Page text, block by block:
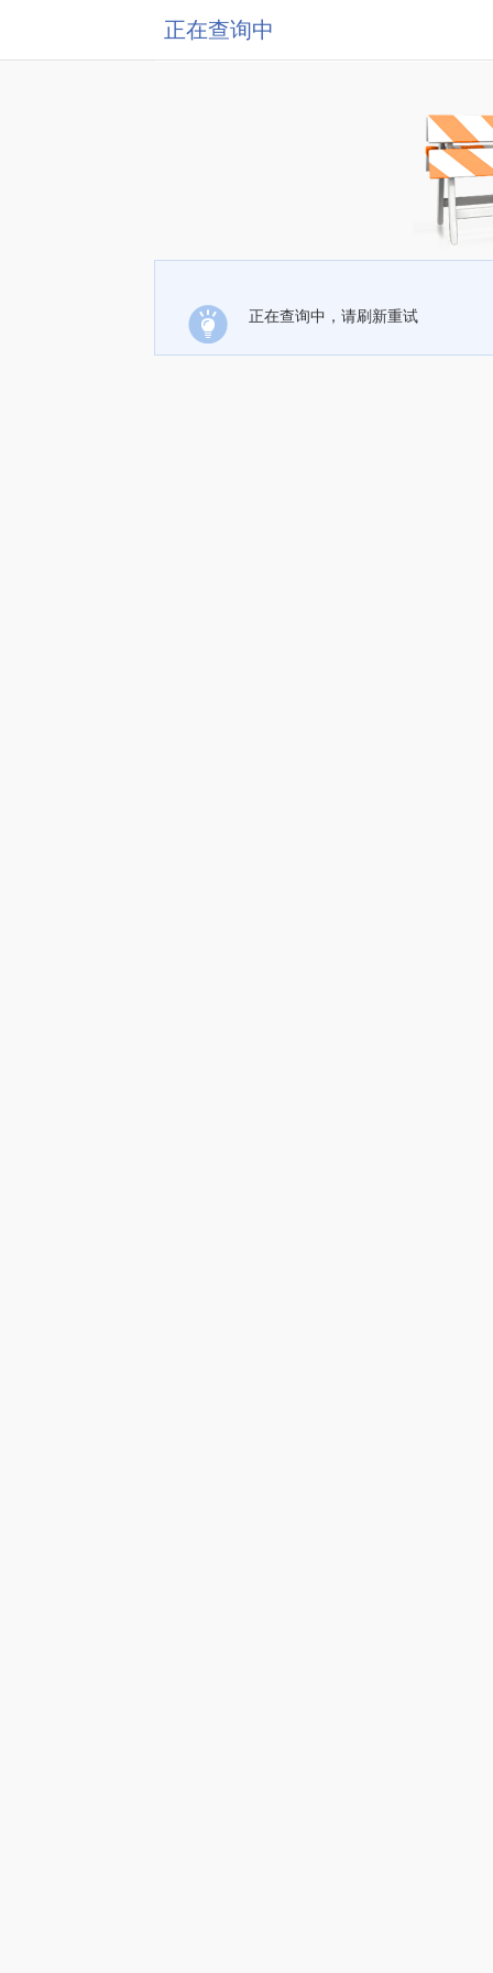
正在查询中
正在查询中，请刷新重试